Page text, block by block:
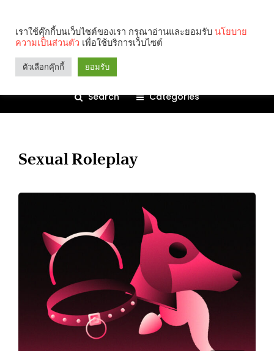
Search Categories
Sexual Roleplay
เราใช้คุ๊กกี้บนเว็บไซต์ของเรา กรุณาอ่านและยอมรับ นโยบาย
ความเป็นส่วนตัว เพื่อใช้บริการเว็บไซต์
ตัวเลือกคุ๊กกี้ ยอมรับ